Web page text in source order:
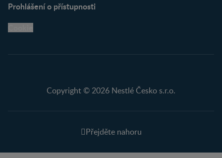
Prohlášení o přístupnosti
Copyright © 2026 Nestlé Česko s.r.o.
Přejděte nahoru